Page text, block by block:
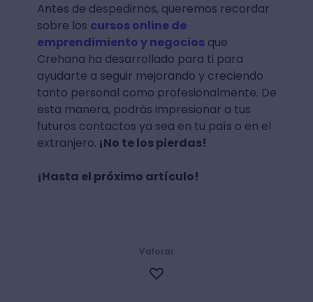
Antes de despedirnos, queremos recordar
sobre los cursos online de
emprendimiento y negociosque
Crehana ha desarrollado para ti para
ayudarte a seguir mejorando y creciendo
tanto personal como profesionalmente. De
esta manera, podrás impresionar a tus
futuros contactos ya sea en tu país o en el
extranjero. ¡No te los pierdas!
¡Hasta el próximo artículo!
Valorar